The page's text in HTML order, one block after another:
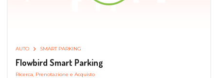
AUTO SMART PARKING
Flowbird Smart Parking
Ricerca, Prenotazione e Acquisto